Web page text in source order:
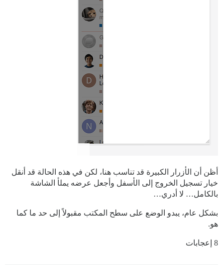
أظن أن الأزرار الكبيرة قد تناسب هنا، لكن في هذه الحالة قد أنقل
خيار تسجيل الخروج إلى الأسفل وأجعل عرضه يملأ الشاشة
بالكامل… لا أدري…
بشكل عام، يبدو الوضع على سطح المكتب مقبولاً إلى حد ما كما
هو.
8 إعجابات